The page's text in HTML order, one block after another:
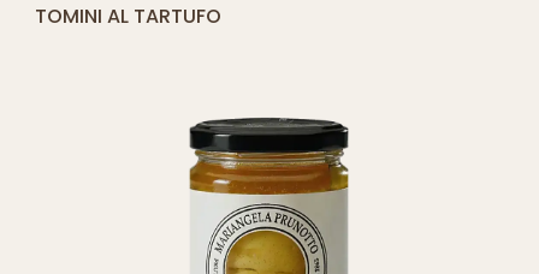
[yith_compare_button]
TOMINI AL TARTUFO